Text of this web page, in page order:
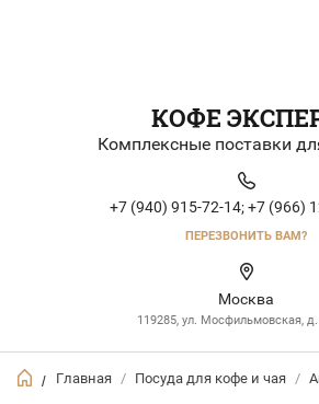
КОФЕ
Комплексные поставки
+7 (940) 915-72-14; +7 (966)
ПЕРЕЗВОНИТЬ ВАМ?
Москва
119285, ул. Мосфильмовская,
/ Главная / Посуда для кофе и чая /